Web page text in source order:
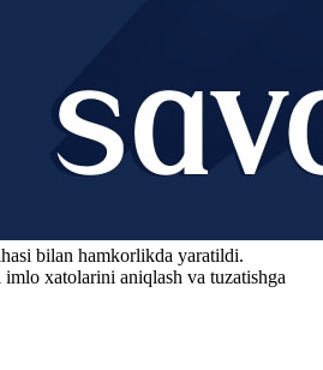
bilan hamkorlikda yaratildi.
xatolarini aniqlash va tuzatishga